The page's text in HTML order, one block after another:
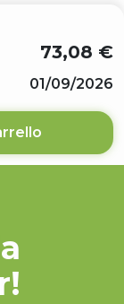
73,08 €
01/09/2026